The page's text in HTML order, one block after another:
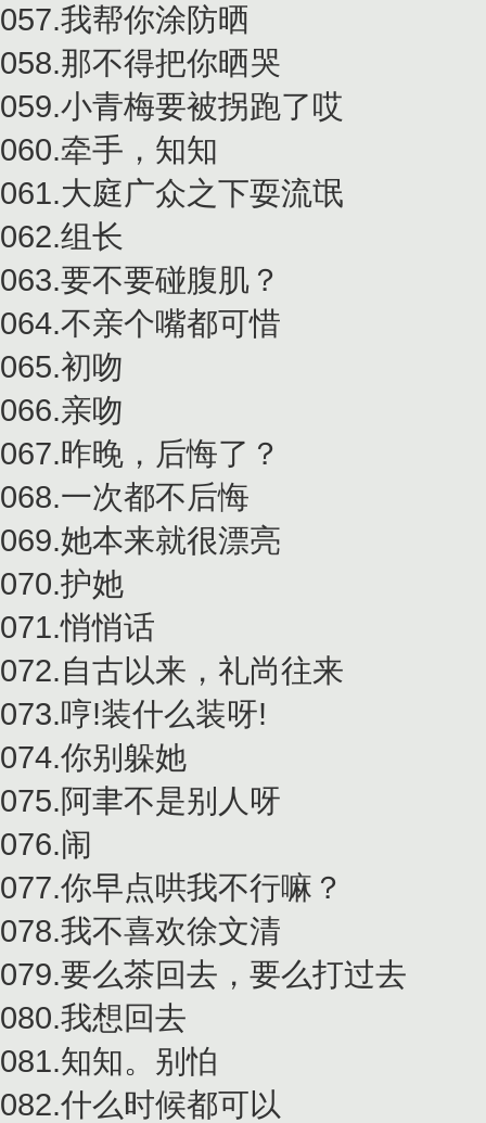
057.我帮你涂防晒
058.那不得把你晒哭
059.小青梅要被拐跑了哎
060.牵手，知知
061.大庭广众之下耍流氓
062.组长
063.要不要碰腹肌？
064.不亲个嘴都可惜
065.初吻
066.亲吻
067.昨晚，后悔了？
068.一次都不后悔
069.她本来就很漂亮
070.护她
071.悄悄话
072.自古以来，礼尚往来
073.哼!装什么装呀!
074.你别躲她
075.阿聿不是别人呀
076.闹
077.你早点哄我不行嘛？
078.我不喜欢徐文清
079.要么茶回去，要么打过去
080.我想回去
081.知知。别怕
082.什么时候都可以